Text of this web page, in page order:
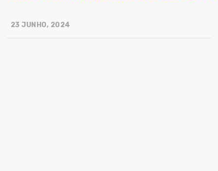
23 JUNHO, 2024